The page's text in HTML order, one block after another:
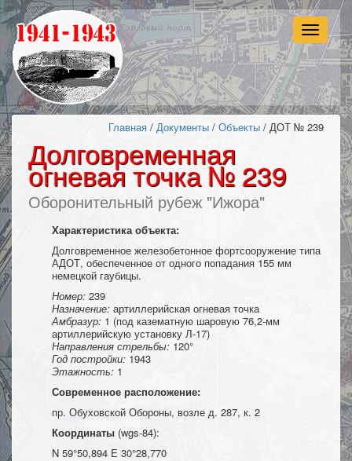
Главная / Документы / Объекты / ДОТ № 239
Долговременная
огневая точка № 239
Оборонительный рубеж "Ижора"
Характеристика объекта:
Долговременное железобетонное фортсооружение типа
АДОТ, обеспеченное от одного попадания 155 мм
немецкой гаубицы.
Номер: 239
Назначение: артиллерийская огневая точка
Амбразур: 1 (под казематную шаровую 76,2-мм
артиллерийскую установку Л-17)
Направления стрельбы: 120°
Год постройки: 1943
Этажность: 1
Современное расположение:
пр. Обуховской Обороны, возле д. 287, к. 2
Координаты (wgs-84):
N 59°50,894 E 30°28,770